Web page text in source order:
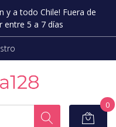
y a todo Chile! Fuera de
entre 5 a 7 días
0